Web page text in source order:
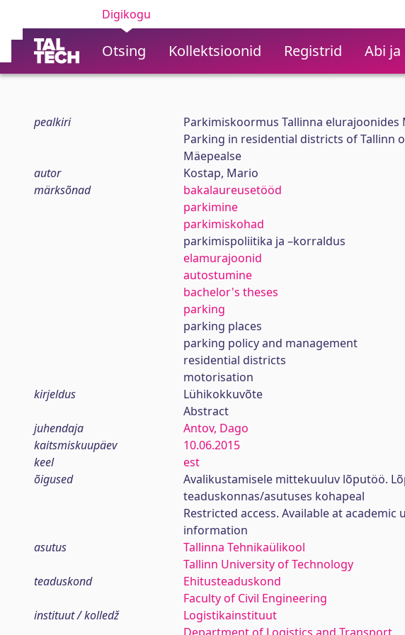
Digikogu
Otsing Kollektsioonid Registrid Abi
pealkiri
Parkimiskoormus Tallinna elurajoonides
Parking in residential districts of Tallinn
Mäepealse
autor
Kostap, Mario
märksõnad
bakalaureusetööd
parkimine
parkimiskohad
parkimispoliitika ja –korraldus
elamurajoonid
autostumine
bachelor's theses
parking
parking places
parking policy and management
residential districts
motorisation
kirjeldus
Lühikokkuvõte
Abstract
juhendaja
Antov, Dago
kaitsmiskuupäev
10.06.2015
keel
est
õigused
Avalikustamisele mittekuuluv lõputöö.
teaduskonnas/asutuses kohapeal
Restricted access. Available at
information
asutus
Tallinna Tehnikaülikool
Tallinn University of Technology
teaduskond
Ehitusteaduskond
Faculty of Civil Engineering
instituut / kolledž
Logistikainstituut